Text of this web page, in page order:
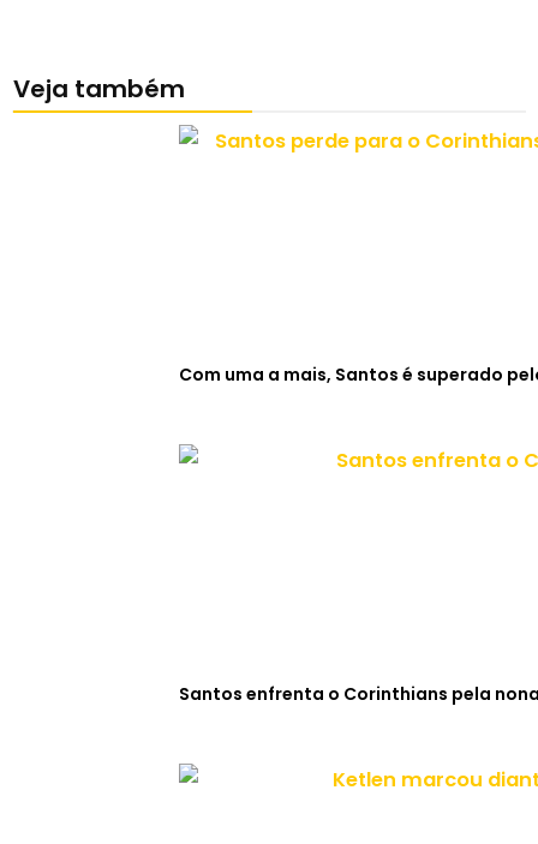
Veja também
Com uma a mais, Santos é superado
Santos enfrenta o Corinthians pela